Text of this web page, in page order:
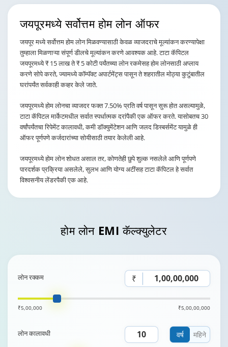
जयपूरमध्ये सर्वोत्तम होम लोनऑफर
जयपूर मध्ये सर्वोत्तम होम लोन मिळवण्यासाठी केवळ व्याजदराचे मूल्यांकन करण्यापेक्षा
तुम्हाला मिळणाऱ्या संपूर्ण डीलचे मूल्यांकन करणे आवश्यक आहे. टाटा कॅपिटल
जयपूरमध्ये ₹ 15 लाख ते ₹ 5 कोटी पर्यंतच्या लोन रकमेसह होम लोनसाठी अप्लाय
करणे सोपे करते, ज्यामध्ये कॉम्पॅक्ट अपार्टमेंट्स पासून ते शहरातील मोठ्या कुटुंबातील
घरांपर्यंत सर्वकाही कव्हर केले जाते.
जयपूरमध्ये होम लोनचा व्याजदर फक्त 7.50% प्रति वर्ष पासून सुरू होत असल्यामुळे,
टाटा कॅपिटल मार्केटमधील सर्वात स्पर्धात्मक दरांपैकी एक ऑफर करते. यासोबतच 30
वर्षांपर्यंतचा रिपेमेंट कालावधी, कमी डॉक्युमेंटेशन आणि जलद डिस्बर्समेंट यामुळे ही
ऑफर पूर्णपणे कर्जदारांच्या सोयीसाठी तयार केलेली आहे.
जयपूरमध्ये होम लोन शोधत असाल तर, कोणतेही छुपे शुल्क नसलेले आणि पूर्णपणे
पारदर्शक प्रक्रिया असलेले, सुलभ आणि योग्य अटींसह टाटा कॅपिटल हे सर्वात
विश्वसनीय लेंडरपैकी एक आहे.
होम लोन EMI कॅल्क्युलेटर
लोन रक्कम ₹
₹5,00,000 ₹5,00,00,000
वर्ष महिने
लोन कालावधी